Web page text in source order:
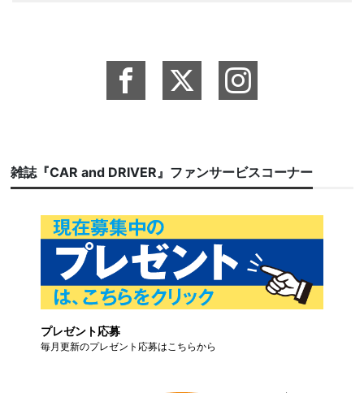
雑誌『CAR and DRIVER』ファンサービスコーナー
プレゼント応募
毎月更新のプレゼント応募はこちらから